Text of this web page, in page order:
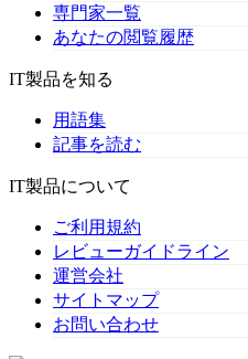
専門家一覧
あなたの閲覧履歴
IT製品を知る
用語集
記事を読む
IT製品について
ご利用規約
レビューガイドライン
運営会社
サイトマップ
お問い合わせ